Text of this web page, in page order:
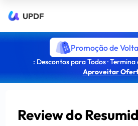
UPDF
Promoção de
: Descontos para Todos ·
Aproveitar
Review do